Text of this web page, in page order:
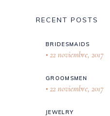
RECENT POSTS
BRIDESMAIDS
22 noviembre, 2017
GROOMSMEN
22 noviembre, 2017
JEWELRY